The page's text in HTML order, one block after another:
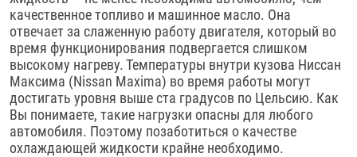
качественное топливо и машинное масло. Она
отвечает за слаженную работу двигателя, который во
время функционирования подвергается слишком
высокому нагреву. Температуры внутри кузова Ниссан
Максима (Nissan Maxima) во время работы могут
достигать уровня выше ста градусов по Цельсию. Как
Вы понимаете, такие нагрузки опасны для любого
автомобиля. Поэтому позаботиться о качестве
охлаждающей жидкости крайне необходимо.